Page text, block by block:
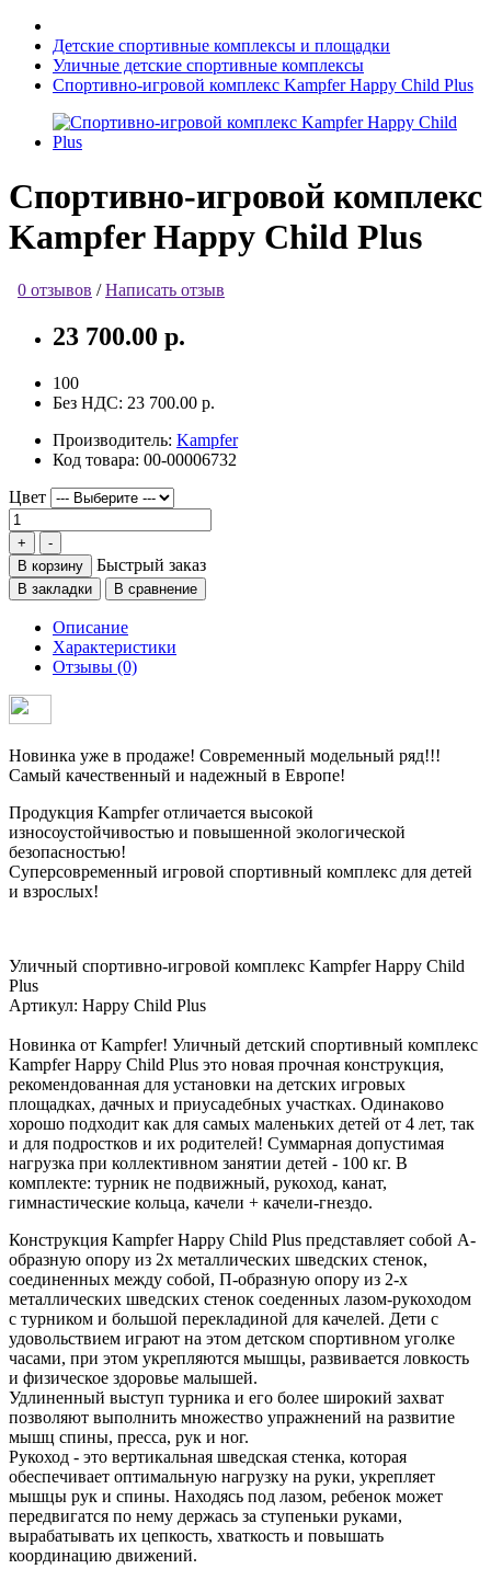
Детские спортивные комплексы и площадки
Уличные детские спортивные комплексы
Спортивно-игровой комплекс Kampfer Happy Child Plus
Спортивно-игровой комплекс
Kampfer Happy Child Plus
0 отзывов /Написать отзыв
23 700.00 р.
100
Без НДС: 23 700.00 р.
Производитель: Kampfer
Код товара: 00-00006732
Цвет
В корзину Быстрый заказ
В закладки В сравнение
Описание
Характеристики
Отзывы (0)
Новинка уже в продаже! Современный модельный ряд!!!
Самый качественный и надежный в Европе!
Продукция Kampfer отличается высокой
износоустойчивостью и повышенной экологической
безопасностью!
Суперсовременный игровой спортивный комплекс для детей
и взрослых!
Уличный спортивно-игровой комплекс Kampfer Happy Child
Plus
Артикул: Happy Child Plus
Новинка от Kampfer! Уличный детский спортивный комплекс
Kampfer Happy Child Plus это новая прочная конструкция,
рекомендованная для установки на детских игровых
площадках, дачных и приусадебных участках. Одинаково
хорошо подходит как для самых маленьких детей от 4 лет, так
и для подростков и их родителей! Суммарная допустимая
нагрузка при коллективном занятии детей - 100 кг. В
комплекте: турник не подвижный, рукоход, канат,
гимнастические кольца, качели + качели-гнездо.
Конструкция Kampfer Happy Child Plus представляет собой А-
образную опору из 2х металлических шведских стенок,
соединенных между собой, П-образную опору из 2-х
металлических шведских стенок соеденных лазом-рукоходом
с турником и большой перекладиной для качелей. Дети с
удовольствием играют на этом детском спортивном уголке
часами, при этом укрепляются мышцы, развивается ловкость
и физическое здоровье малышей.
Удлиненный выступ турника и его более широкий захват
позволяют выполнить множество упражнений на развитие
мышц спины, пресса, рук и ног.
Рукоход - это вертикальная шведская стенка, которая
обеспечивает оптимальную нагрузку на руки, укрепляет
мышцы рук и спины. Находясь под лазом, ребенок может
передвигатся по нему держась за ступеньки руками,
вырабатывать их цепкость, хваткость и повышать
координацию движений.